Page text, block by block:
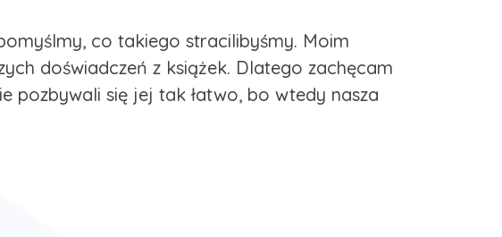
co takiego stracilibyśmy. Moim
doświadczeń z książek. Dlatego zachęcam
pozbywali się jej tak łatwo, bo wtedy nasza